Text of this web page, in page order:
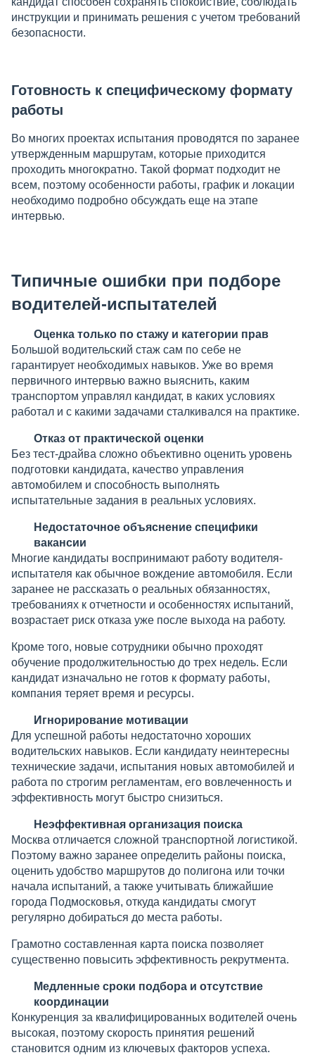
инструкции и принимать решения с учетом требований
безопасности.
Готовность к специфическому формату
работы
Во многих проектах испытания проводятся по заранее
утвержденным маршрутам, которые приходится
проходить многократно. Такой формат подходит не
всем, поэтому особенности работы, график и локации
необходимо подробно обсуждать еще на этапе
интервью.
Типичные ошибки при подборе
водителей-испытателей
Оценка только по стажу и категории прав
Большой водительский стаж сам по себе не
гарантирует необходимых навыков. Уже во время
первичного интервью важно выяснить, каким
транспортом управлял кандидат, в каких условиях
работал и с какими задачами сталкивался на практике.
Отказ от практической оценки
Без тест-драйва сложно объективно оценить уровень
подготовки кандидата, качество управления
автомобилем и способность выполнять
испытательные задания в реальных условиях.
Недостаточное объяснение специфики
вакансии
Многие кандидаты воспринимают работу водителя-
испытателя как обычное вождение автомобиля. Если
заранее не рассказать о реальных обязанностях,
требованиях к отчетности и особенностях испытаний,
возрастает риск отказа уже после выхода на работу.
Кроме того, новые сотрудники обычно проходят
обучение продолжительностью до трех недель. Если
кандидат изначально не готов к формату работы,
компания теряет время и ресурсы.
Игнорирование мотивации
Для успешной работы недостаточно хороших
водительских навыков. Если кандидату неинтересны
технические задачи, испытания новых автомобилей и
работа по строгим регламентам, его вовлеченность и
эффективность могут быстро снизиться.
Неэффективная организация поиска
Москва отличается сложной транспортной логистикой.
Поэтому важно заранее определить районы поиска,
оценить удобство маршрутов до полигона или точки
начала испытаний, а также учитывать ближайшие
города Подмосковья, откуда кандидаты смогут
регулярно добираться до места работы.
Грамотно составленная карта поиска позволяет
существенно повысить эффективность рекрутмента.
Медленные сроки подбора и отсутствие
координации
Конкуренция за квалифицированных водителей очень
высокая, поэтому скорость принятия решений
становится одним из ключевых факторов успеха.